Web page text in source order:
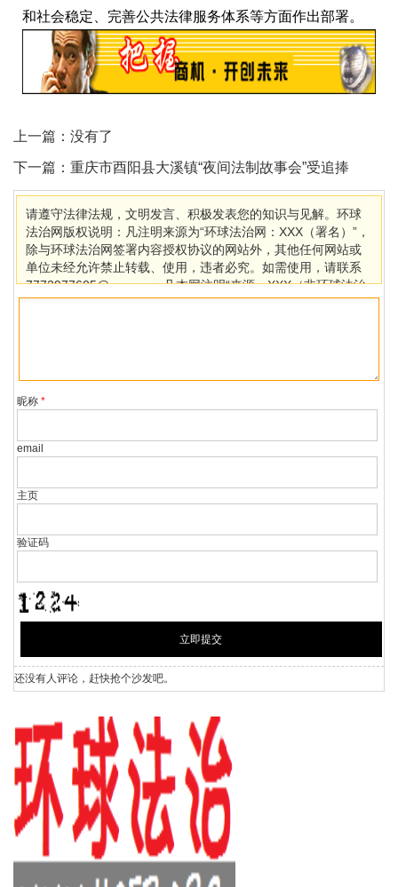
和社会稳定、完善公共法律服务体系等方面作出部署。
上一篇：没有了
下一篇： 重庆市酉阳县大溪镇“夜间法制故事会”受追捧
请遵守法律法规，文明发言、积极发表您的知识与见解。环球
法治网版权说明：凡注明来源为“环球法治网：XXX（署名）”，
除与环球法治网签署内容授权协议的网站外，其他任何网站或
单位未经允许禁止转载、使用，违者必究。如需使用，请联系
7773977605@qq.com；凡本网注明“来源：XXX（非环球法治
网）”的作品，均转载自其它媒体，目的在于传播更多信息，其
昵称*
email
主页
验证码
还没有人评论，赶快抢个沙发吧。